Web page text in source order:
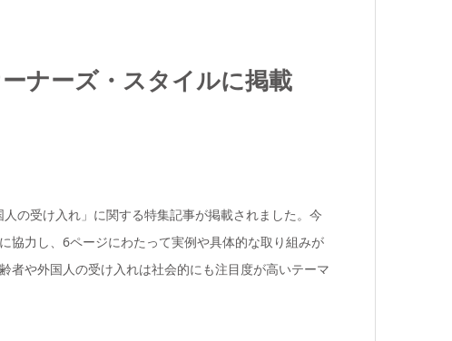
ナーズ・スタイルに掲載
の受け入れ」に関する特集記事が掲載されました。今
協力し、6ページにわたって実例や具体的な取り組みが
者や外国人の受け入れは社会的にも注目度が高いテーマ